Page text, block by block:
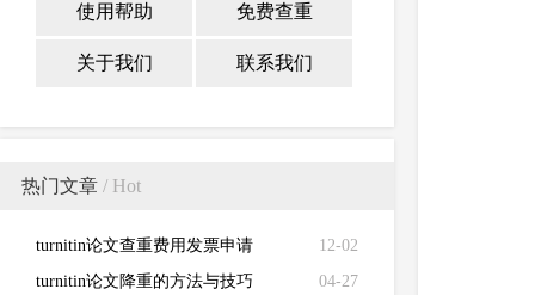
使用帮助 免费查重
关于我们 联系我们
热门文章 / Hot
12-02
turnitin论文查重费用发票申请
04-27
turnitin论文降重的方法与技巧